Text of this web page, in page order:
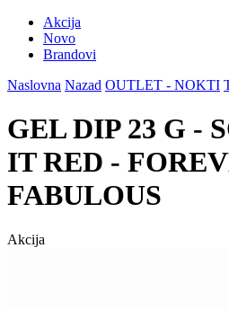
Akcija
Novo
Brandovi
Naslovna Nazad OUTLET - NOKTI
GEL DIP 23 G -
IT RED -
FABULOUS
Akcija